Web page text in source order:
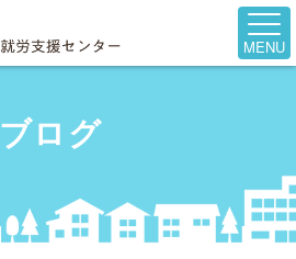
MENU
ブログ